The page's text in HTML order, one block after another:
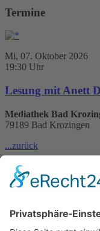
Termine
Mi, 07. Oktober 2026
19:30 Uhr
Lesung mit Anett
Mediathek Bad
79189 Bad Krozingen
...zurück